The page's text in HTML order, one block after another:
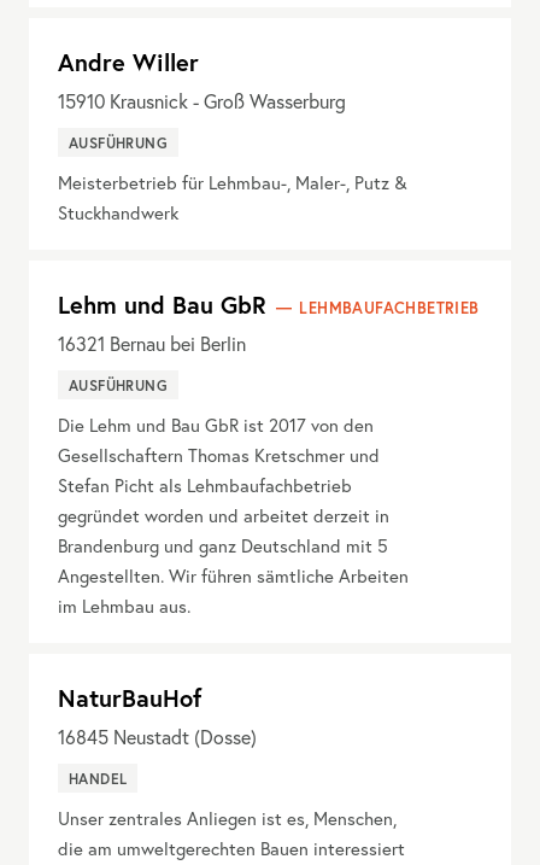
Andre Willer
15910 Krausnick - Groß Wasserburg
AUSFÜHRUNG
Meisterbetrieb für Lehmbau-, Maler-, Putz &
Stuckhandwerk
Lehm und Bau GbR LEHMBAUFACHBETRIEB
16321 Bernau bei Berlin
AUSFÜHRUNG
Die Lehm und Bau GbR ist 2017 von den
Gesellschaftern Thomas Kretschmer und
Stefan Picht als Lehmbaufachbetrieb
gegründet worden und arbeitet derzeit in
Brandenburg und ganz Deutschland mit 5
Angestellten. Wir führen sämtliche Arbeiten
im Lehmbau aus.
NaturBauHof
16845 Neustadt (Dosse)
HANDEL
Unser zentrales Anliegen ist es, Menschen,
die am umweltgerechten Bauen interessiert